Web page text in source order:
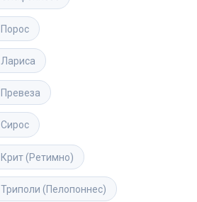
Порос
Лариса
Превеза
Сирос
Крит (Ретимно)
Триполи (Пелопоннес)